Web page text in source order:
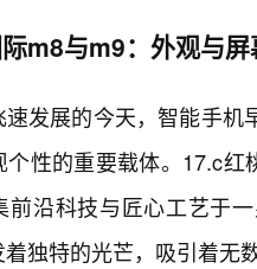
m8与m9：外观与
发展的今天，智能手机
个性的重要载体。17.c
前沿科技与匠心工艺于
独特的光芒，吸引着无